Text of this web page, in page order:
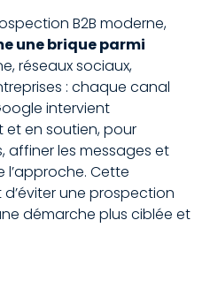
B2B moderne,
une brique parmi
réseaux sociaux,
: chaque canal
intervient
en soutien, pour
affiner les messages et
l’approche. Cette
une prospection
démarche plus ciblée et